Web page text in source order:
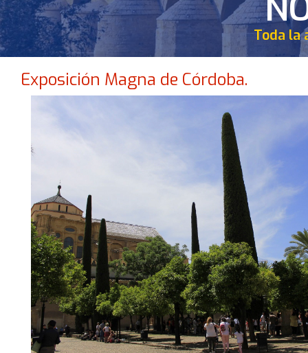
Toda la
Exposición Magna de Córdoba.